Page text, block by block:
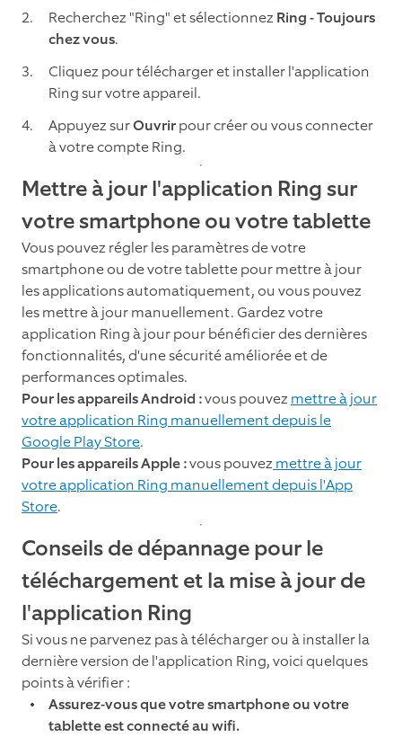
Recherchez "Ring" et sélectionnez Ring - Toujours
chez vous.
Cliquez pour télécharger et installer l'application
Ring sur votre appareil.
Appuyez surOuvrirpour créer ou vous connecter
à votre compte Ring.
Mettre à jour l'application Ring sur
votre smartphone ou votre tablette
Vous pouvez régler les paramètres de votre
smartphone ou de votre tablette pour mettre à jour
les applications automatiquement, ou vous pouvez
les mettre à jour manuellement. Gardez votre
application Ring à jour pour bénéficier des dernières
fonctionnalités, d'une sécurité améliorée et de
performances optimales.
Pour les appareils Android :vous pouvez mettre à jour
votre application Ring manuellement depuis le
Google Play Store.
Pour les appareils Apple :vous pouvez mettre à jour
votre application Ring manuellement depuis l'App
Store.
Conseils de dépannage pour le
téléchargement et la mise à jour de
l'application Ring
Si vous ne parvenez pas à télécharger ou à installer la
dernière version de l'application Ring, voici quelques
points à vérifier :
Assurez-vous que votre smartphone ou votre
tablette est connecté au wifi.